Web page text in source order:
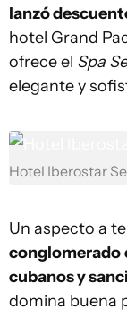
lanzó
hotel Grand
ofrece el Spa
elegante y
Hotel Iberostar
Un aspecto a
conglomerado
cubanos y
domina buena